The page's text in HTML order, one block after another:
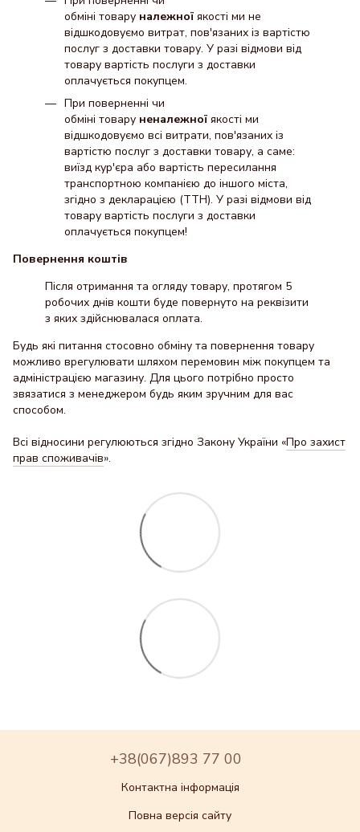
обміні товару належної якості ми не
відшкодовуємо витрат, пов'язаних із вартістю
послуг з доставки товару. У разі відмови від
товару вартість послуги з доставки
оплачується покупцем.
При поверненні чи
обміні товару неналежної якості ми
відшкодовуємо всі витрати, пов'язаних із
вартістю послуг з доставки товару, а саме:
виїзд кур'єра або вартість пересилання
транспортною компанією до іншого міста,
згідно з декларацією (ТТН). У разі відмови від
товару вартість послуги з доставки
оплачується покупцем!
Повернення коштів
Після отримання та огляду товару, протягом 5
робочих днів кошти буде повернуто на реквізити
з яких здійснювалася оплата.
Будь які питання стосовно обміну та повернення товару
можливо врегулювати шляхом перемовин між покупцем та
адміністрацією магазину. Для цього потрібно просто
звязатися з менеджером будь яким зручним для вас
способом.
Всі відносини регулюються згідно Закону України «Про захист
прав споживачів».
+38(067)893 77 00
Контактна інформація
Повна версія сайту